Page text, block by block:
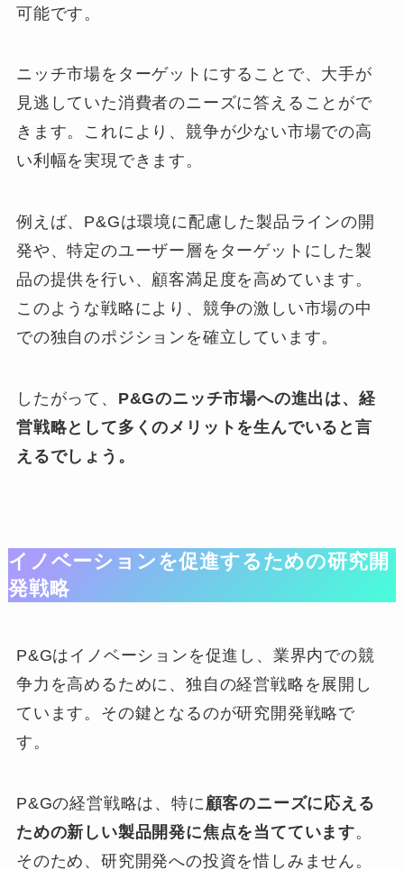
可能です。
ニッチ市場をターゲットにすることで、大手が
見逃していた消費者のニーズに答えることがで
きます。これにより、競争が少ない市場での高
い利幅を実現できます。
例えば、P&Gは環境に配慮した製品ラインの開
発や、特定のユーザー層をターゲットにした製
品の提供を行い、顧客満足度を高めています。
このような戦略により、競争の激しい市場の中
での独自のポジションを確立しています。
したがって、 P&Gのニッチ市場への進出は、経
営戦略として多くのメリットを生んでいると言
えるでしょう。
イノベーションを促進するための研究開
発戦略
P&Gはイノベーションを促進し、業界内での競
争力を高めるために、独自の経営戦略を展開し
ています。その鍵となるのが研究開発戦略で
す。
P&Gの経営戦略は、特に 顧客のニーズに応える
ための新しい製品開発に焦点を当てています。
そのため、研究開発への投資を惜しみません。